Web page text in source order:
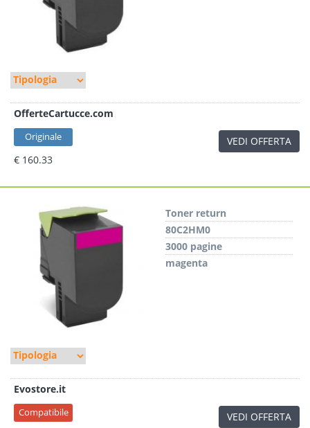
OfferteCartucce.com
Originale
€ 160.33
VEDI OFFERTA
Toner return
80C2HM0
3000 pagine
magenta
Evostore.it
Compatibile VEDI OFFERTA